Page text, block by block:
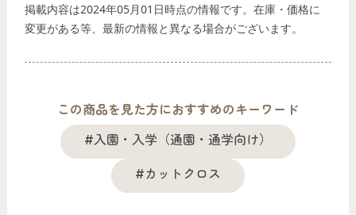
掲載内容は2024年05月01日時点の情報です。在庫・価格に
変更がある等、最新の情報と異なる場合がございます。
この商品を見た方におすすめのキーワード
#入園・入学（通園・通学向け）
#カットクロス